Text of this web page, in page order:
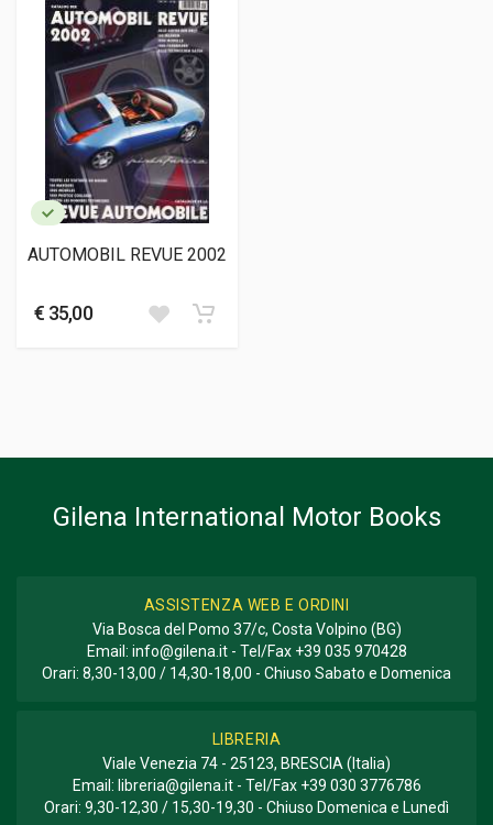
AUTOMOBIL REVUE 2002
€ 35,00
Gilena International Motor Books
ASSISTENZA WEB E ORDINI
Via Bosca del Pomo 37/c, Costa Volpino (BG)
Email: info@gilena.it- Tel/Fax +39 035 970428
Orari: 8,30-13,00 / 14,30-18,00 - Chiuso Sabato e Domenica
LIBRERIA
Viale Venezia 74 - 25123, BRESCIA (Italia)
Email: libreria@gilena.it- Tel/Fax +39 030 3776786
Orari: 9,30-12,30 / 15,30-19,30 - Chiuso Domenica e Lunedì